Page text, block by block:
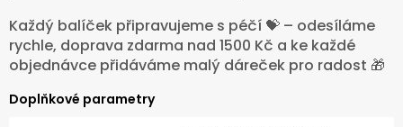
Každý balíček připravujeme s péčí 💝 – odesíláme
rychle, doprava zdarma nad 1500 Kč a ke každé
objednávce přidáváme malý dáreček pro radost 🎁
Doplňkové parametry